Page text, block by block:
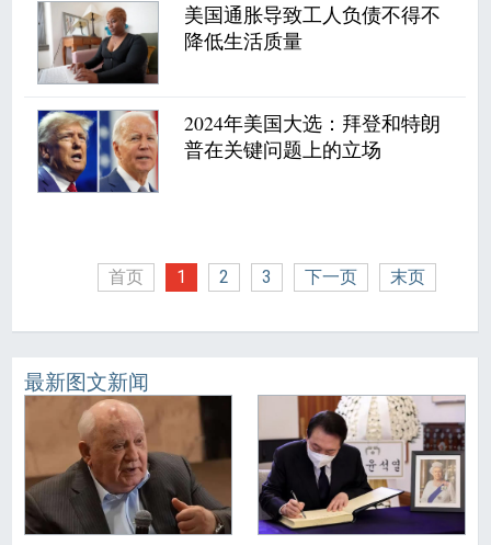
美国通胀导致工人负债不得不
降低生活质量
2024年美国大选：拜登和特朗
普在关键问题上的立场
首页 1 2 3 下一页 末页
最新图文新闻